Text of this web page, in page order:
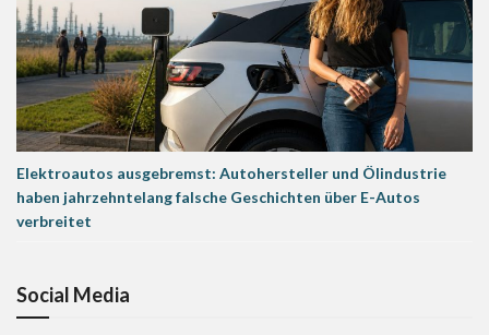
Elektroautos ausgebremst: Autohersteller und Ölindustrie
haben jahrzehntelang falsche Geschichten über E-Autos
verbreitet
Social Media